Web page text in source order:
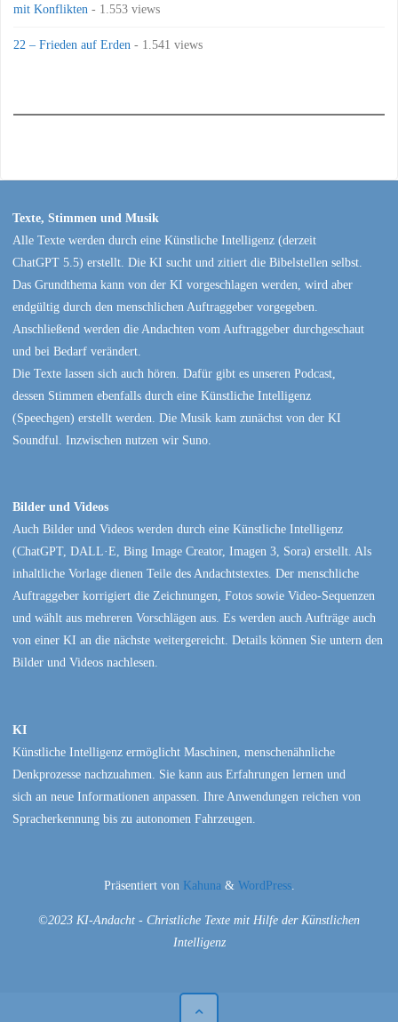
mit Konflikten - 1.553 views
22 – Frieden auf Erden - 1.541 views
Texte, Stimmen und Musik
Alle Texte werden durch eine Künstliche Intelligenz (derzeit
ChatGPT 5.5) erstellt. Die KI sucht und zitiert die Bibelstellen selbst.
Das Grundthema kann von der KI vorgeschlagen werden, wird aber
endgültig durch den menschlichen Auftraggeber vorgegeben.
Anschließend werden die Andachten vom Auftraggeber durchgeschaut
und bei Bedarf verändert.
Die Texte lassen sich auch hören. Dafür gibt es unseren Podcast,
dessen Stimmen ebenfalls durch eine Künstliche Intelligenz
(Speechgen) erstellt werden. Die Musik kam zunächst von der KI
Soundful. Inzwischen nutzen wir Suno.
Bilder und Videos
Auch Bilder und Videos werden durch eine Künstliche Intelligenz
(ChatGPT, DALL·E, Bing Image Creator, Imagen 3, Sora) erstellt. Als
inhaltliche Vorlage dienen Teile des Andachtstextes. Der menschliche
Auftraggeber korrigiert die Zeichnungen, Fotos sowie Video-Sequenzen
und wählt aus mehreren Vorschlägen aus. Es werden auch Aufträge auch
von einer KI an die nächste weitergereicht. Details können Sie untern den
Bilder und Videos nachlesen.
KI
Künstliche Intelligenz ermöglicht Maschinen, menschenähnliche
Denkprozesse nachzuahmen. Sie kann aus Erfahrungen lernen und
sich an neue Informationen anpassen. Ihre Anwendungen reichen von
Spracherkennung bis zu autonomen Fahrzeugen.
Präsentiert von Kahuna & WordPress.
©2023 KI-Andacht - Christliche Texte mit Hilfe der Künstlichen
Intelligenz